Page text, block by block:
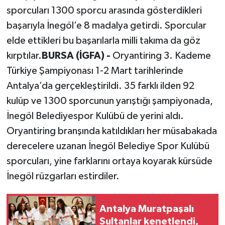
sporcuları 1300 sporcu arasında gösterdikleri
başarıyla İnegöl’e 8 madalya getirdi. Sporcular
elde ettikleri bu başarılarla milli takıma da göz
kırptılar. BURSA (İGFA) - Oryantiring 3. Kademe
Türkiye Şampiyonası 1-2 Mart tarihlerinde
Antalya’da gerçekleştirildi. 35 farklı ilden 92
kulüp ve 1300 sporcunun yarıştığı şampiyonada,
İnegöl Belediyespor Kulübü de yerini aldı.
Oryantiring branşında katıldıkları her müsabakada
derecelere uzanan İnegöl Belediye Spor Kulübü
sporcuları, yine farklarını ortaya koyarak kürsüde
İnegöl rüzgarları estirdiler.
Antalya Muratpaşalı
Sultanlar kenetlendi,